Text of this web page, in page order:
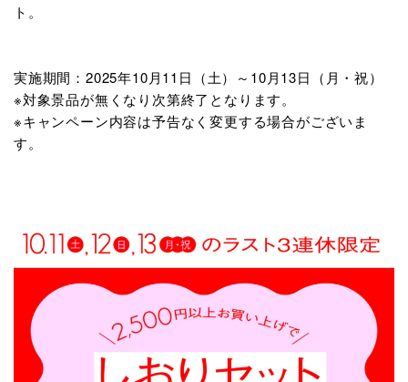
ト。
実施期間：2025年10月11日（土）～10月13日（月・祝）
※対象景品が無くなり次第終了となります。
※キャンペーン内容は予告なく変更する場合がございま
す。